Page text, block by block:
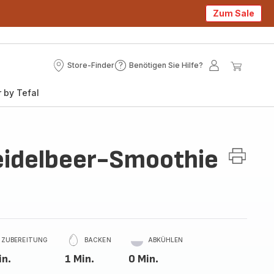
Zum Sale
Store-Finder
Store-
Benötigen Sie Hilfe?
Benötigen
Mein
by Tefal
Smoothie
ZUBEREITUNG BACKEN
1 Min.
ABKÜHLEN
0 Min.